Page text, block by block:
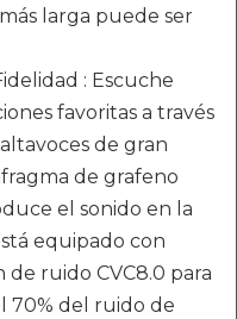
larga puede ser
: Escuche
favoritas a través
de gran
de grafeno
el sonido en la
equipado con
ruido CVC8.0 para
70% del ruido de